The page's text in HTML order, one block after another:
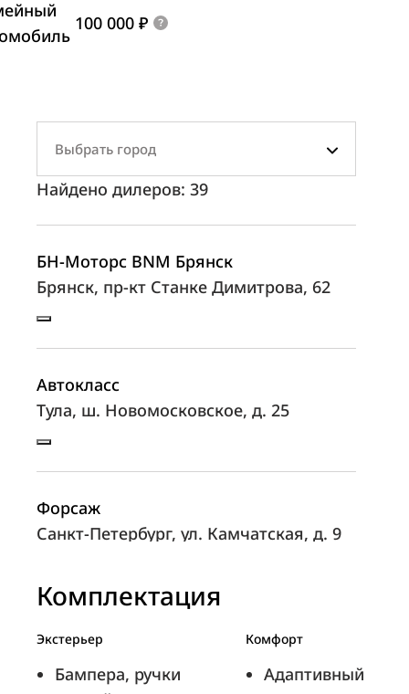
100 000 ₽
Выбрать город
Найдено дилеров: 39
БН-Моторс BNM Брянск
Брянск, пр-кт Станке Димитрова, 62
Автокласс
Тула, ш. Новомосковское, д. 25
Форсаж
Санкт-Петербург, ул. Камчатская, д. 9
УТЦ
147
Комплектация
Экстерьер
Бампера, ручки
Комфорт
Адаптивный